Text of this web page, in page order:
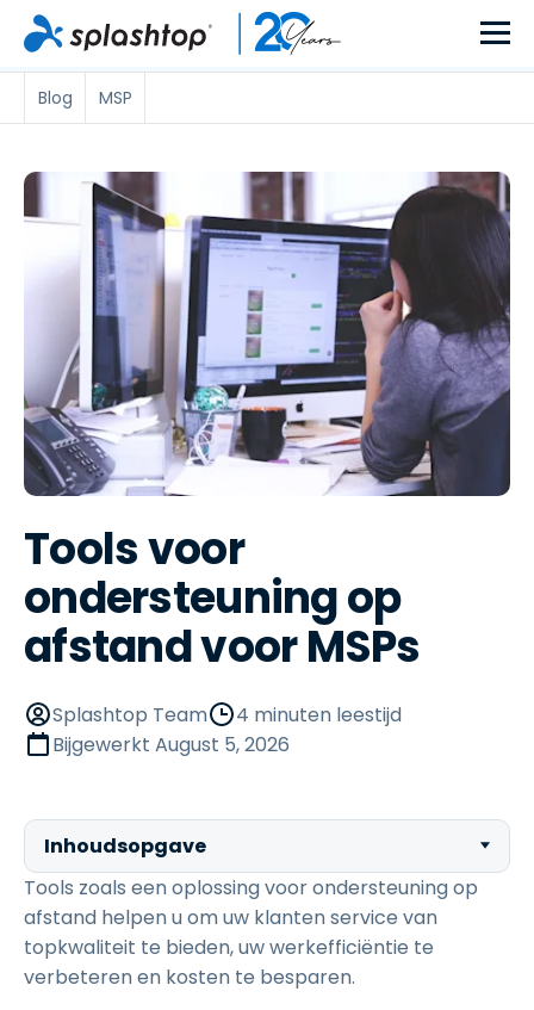
Blog MSP
Tools voor
ondersteuning op
afstand voor MSPs
Splashtop Team
4 minuten leestijd
Bijgewerkt August 5, 2026
Inhoudsopgave
Tools zoals een oplossing voor ondersteuning op
afstand helpen u om uw klanten service van
topkwaliteit te bieden, uw werkefficiëntie te
verbeteren en kosten te besparen.